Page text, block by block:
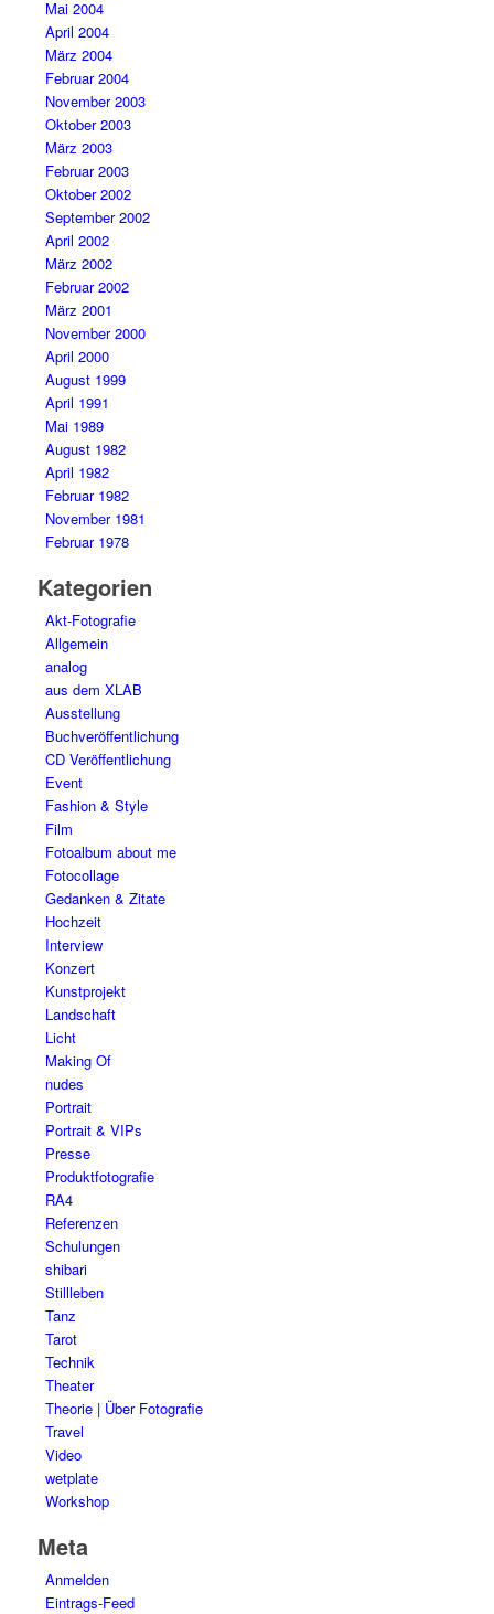
Mai 2004
April 2004
März 2004
Februar 2004
November 2003
Oktober 2003
März 2003
Februar 2003
Oktober 2002
September 2002
April 2002
März 2002
Februar 2002
März 2001
November 2000
April 2000
August 1999
April 1991
Mai 1989
August 1982
April 1982
Februar 1982
November 1981
Februar 1978
Kategorien
Akt-Fotografie
Allgemein
analog
aus dem XLAB
Ausstellung
Buchveröffentlichung
CD Veröffentlichung
Event
Fashion & Style
Film
Fotoalbum about me
Fotocollage
Gedanken & Zitate
Hochzeit
Interview
Konzert
Kunstprojekt
Landschaft
Licht
Making Of
nudes
Portrait
Portrait & VIPs
Presse
Produktfotografie
RA4
Referenzen
Schulungen
shibari
Stillleben
Tanz
Tarot
Technik
Theater
Theorie | Über Fotografie
Travel
Video
wetplate
Workshop
Meta
Anmelden
Eintrags-Feed